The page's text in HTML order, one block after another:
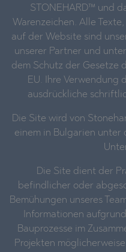
STONEHARD™ und
Warenzeichen. Alle
auf der Website sind
unserer Partner und
dem Schutz der Gesetze
EU. Ihre Verwendung
ausdrückliche
Die Site wird von
einem in Bulgarien unter
Die Site dient der
befindlicher oder
Bemühungen unseres
Informationen
Bauprozesse im
Projekten